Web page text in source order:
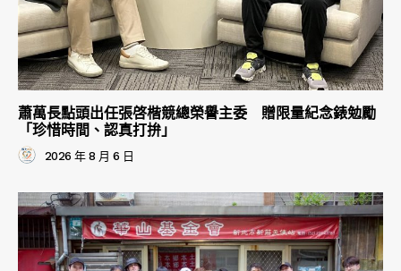
蕭萬長點頭出任張啓楷競總榮譽主委 贈限量紀念錶勉勵
「珍惜時間、認真打拚」
2026 年 8 月 6 日